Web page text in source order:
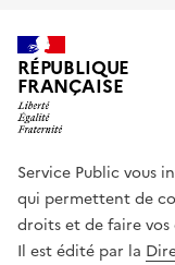
RÉPUBLIQUE
FRANÇAISE
Service Public vous
qui permettent de
droits et de faire
Il est édité par la